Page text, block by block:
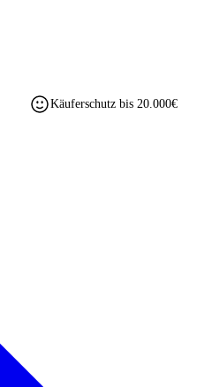
Käuferschutz bis 20.000€